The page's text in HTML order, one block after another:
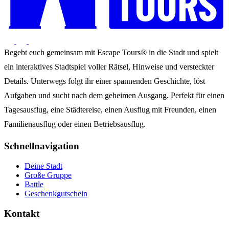
Begebt euch gemeinsam mit Escape Tours® in die Stadt und spielt
ein interaktives Stadtspiel voller Rätsel, Hinweise und versteckter
Details. Unterwegs folgt ihr einer spannenden Geschichte, löst
Aufgaben und sucht nach dem geheimen Ausgang. Perfekt für einen
Tagesausflug, eine Städtereise, einen Ausflug mit Freunden, einen
Familienausflug oder einen Betriebsausflug.
Schnellnavigation
Deine Stadt
Große Gruppe
Battle
Geschenkgutschein
Kontakt